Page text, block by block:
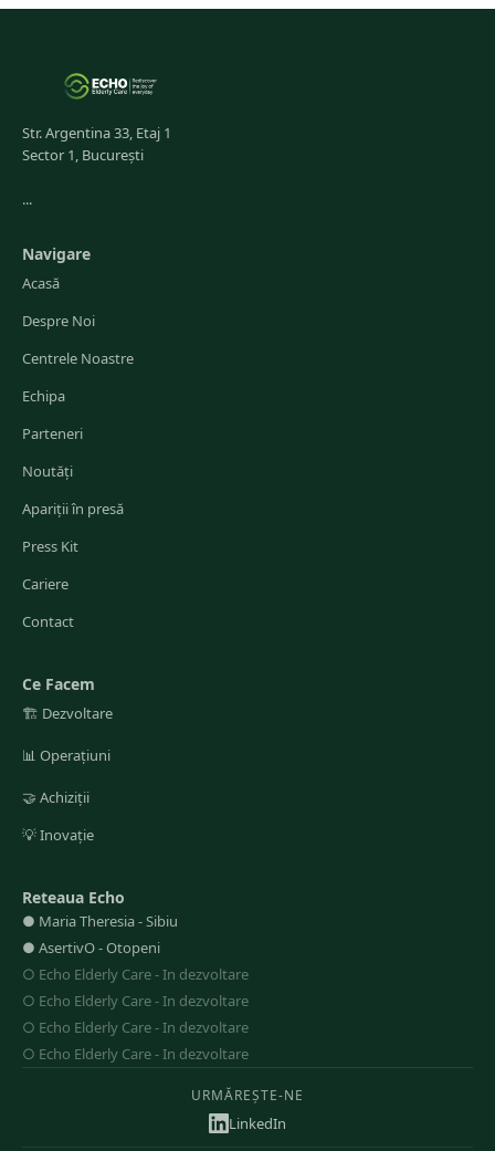
Str. Argentina 33, Etaj 1
Sector 1, București
...
Navigare
Acasă
Despre Noi
Centrele Noastre
Echipa
Parteneri
Noutăți
Apariții în presă
Press Kit
Cariere
Contact
Ce Facem
🏗️ Dezvoltare
📊 Operațiuni
🤝 Achiziții
💡Inovație
Reteaua Echo
● Maria Theresia-Sibiu
● AsertivO-Otopeni
○ Echo Elderly Care-In dezvoltare
○ Echo Elderly Care-In dezvoltare
○ Echo Elderly Care-In dezvoltare
○ Echo Elderly Care-In dezvoltare
URMĂREȘTE-NE
LinkedIn